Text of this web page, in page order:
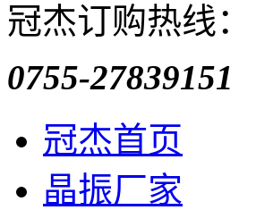
冠杰订购热线：
0755-27839151
冠杰首页
晶振厂家